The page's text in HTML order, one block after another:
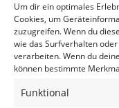
Um dir ein optimales
Cookies, um
zuzugreifen. Wenn du
wie das Surfverhalten
verarbeiten. Wenn du
können bestimmte
Funktional
Useful Links
Aktionen
Blog
Lieferung & Rückgabe